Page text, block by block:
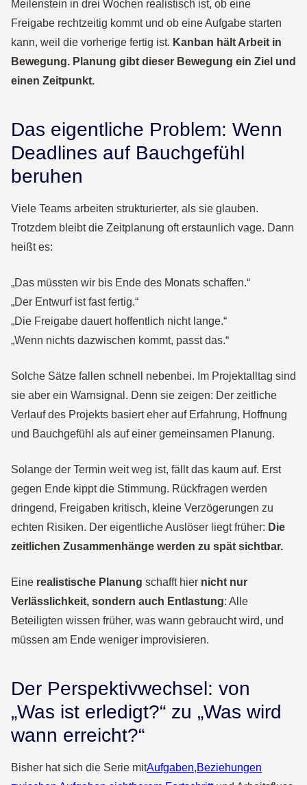
Meilenstein in drei Wochen realistisch ist, ob eine
Freigabe rechtzeitig kommt und ob eine Aufgabe starten
kann, weil die vorherige fertig ist. Kanban hält Arbeit in
Bewegung. Planung gibt dieser Bewegung ein Ziel und
einen Zeitpunkt.
Das eigentliche Problem: Wenn
Deadlines auf Bauchgefühl
beruhen
Viele Teams arbeiten strukturierter, als sie glauben.
Trotzdem bleibt die Zeitplanung oft erstaunlich vage. Dann
heißt es:
„Das müssten wir bis Ende des Monats schaffen.“
„Der Entwurf ist fast fertig.“
„Die Freigabe dauert hoffentlich nicht lange.“
„Wenn nichts dazwischen kommt, passt das.“
Solche Sätze fallen schnell nebenbei. Im Projektalltag sind
sie aber ein Warnsignal. Denn sie zeigen: Der zeitliche
Verlauf des Projekts basiert eher auf Erfahrung, Hoffnung
und Bauchgefühl als auf einer gemeinsamen Planung.
Solange der Termin weit weg ist, fällt das kaum auf. Erst
gegen Ende kippt die Stimmung. Rückfragen werden
dringend, Freigaben kritisch, kleine Verzögerungen zu
echten Risiken. Der eigentliche Auslöser liegt früher: Die
zeitlichen Zusammenhänge werden zu spät sichtbar.
Eine realistische Planung schafft hier nicht nur
Verlässlichkeit, sondern auch Entlastung: Alle
Beteiligten wissen früher, was wann gebraucht wird, und
müssen am Ende weniger improvisieren.
Der Perspektivwechsel: von
„Was ist erledigt?“ zu „Was wird
wann erreicht?“
Bisher hat sich die Serie mitAufgaben,Beziehungen